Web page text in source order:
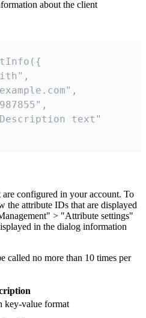
about the client
text"
are configured in your account. To
the attribute IDs that are displayed
> "Attribute settings"
in the dialog information
called no more than 10 times per
key-value format